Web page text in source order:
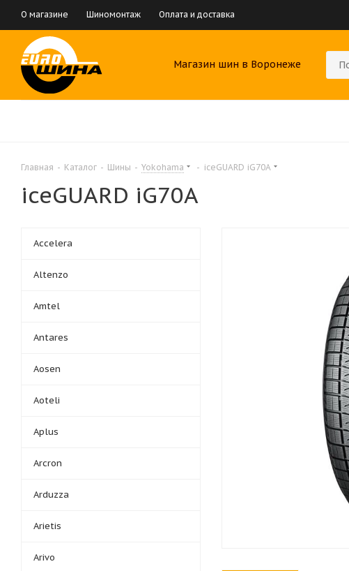
О магазине Шиномонтаж Оплата и доставка
Магазин шин в Воронеже
Главная - Каталог - Шины - Yokohama - iceGUARD iG70A
iceGUARD iG70A
Accelera
Altenzo
Amtel
Antares
Aosen
Aoteli
Aplus
Arcron
Arduzza
Arietis
Arivo